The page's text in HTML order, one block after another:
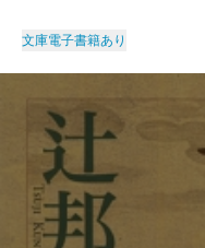
文庫電子書籍あり